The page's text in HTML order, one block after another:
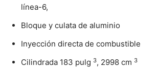
línea-6,
Bloque y culata de aluminio
Inyección directa de combustible
Cilindrada 183 pulg 3, 2998 cm 3